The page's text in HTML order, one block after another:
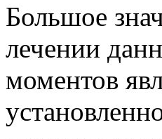
Большое
лечении
моментов